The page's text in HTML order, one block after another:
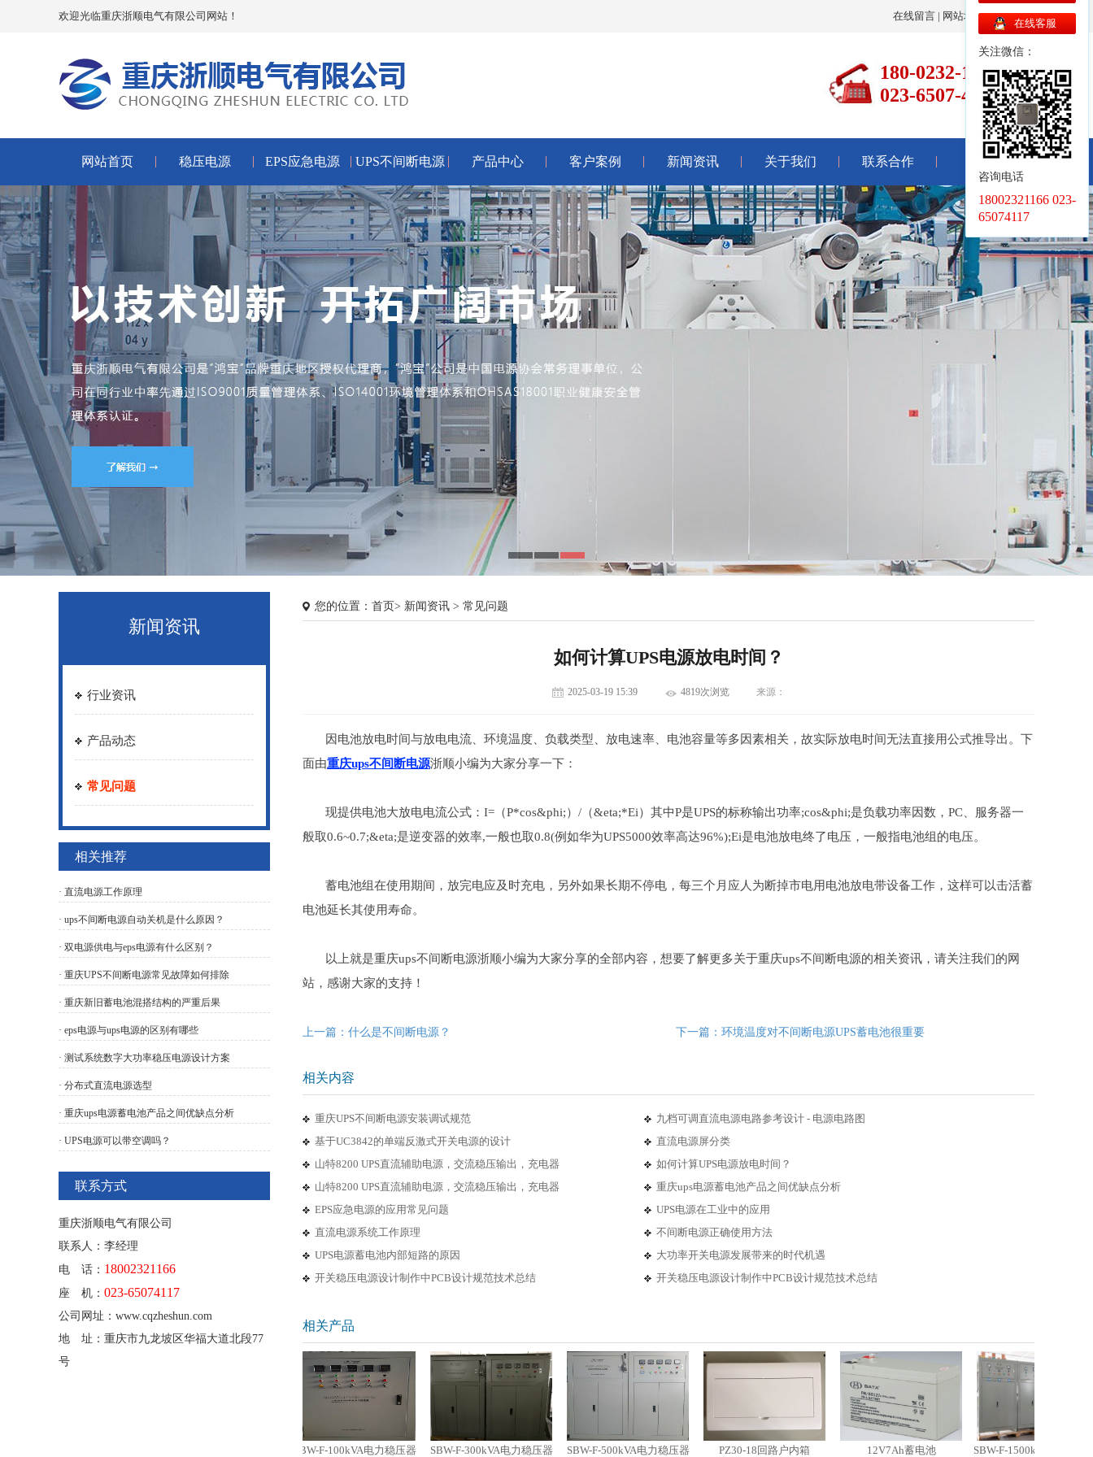
在线留言 | 网站地图|联系我们
欢迎光临重庆浙顺电气有限公司网站！
180-0232-1166
023-6507-4117
网站首页 稳压电源 EPS应急电源 UPS不间断电源 产品中心 客户案例 新闻资讯 关于我们 联系合作
1 2 3
新闻资讯
行业资讯
产品动态
常见问题
相关推荐
· 直流电源工作原理
· ups不间断电源自动关机是什么原因？
· 双电源供电与eps电源有什么区别？
· 重庆UPS不间断电源常见故障如何排除
· 重庆新旧蓄电池混搭结构的严重后果
· eps电源与ups电源的区别有哪些
· 测试系统数字大功率稳压电源设计方案
· 分布式直流电源选型
· 重庆ups电源蓄电池产品之间优缺点分析
· UPS电源可以带空调吗？
联系方式
重庆浙顺电气有限公司
联系人：李经理
电 话： 18002321166
座 机： 023-65074117
公司网址：www.cqzheshun.com
地 址：重庆市九龙坡区华福大道北段77
号
您的位置： 首页> 新闻资讯 > 常见问题
如何计算UPS电源放电时间？
2025-03-19 15:39 4819次浏览 来源：
因电池放电时间与放电电流、环境温度、负载类型、放电速率、电池容量等多因素相关，故实际放电时间无法直接用公式推导出。下
面由重庆ups不间断电源浙顺小编为大家分享一下：
现提供电池大放电电流公式：I=（P*cos&phi;）/（&eta;*Ei）其中P是UPS的标称输出功率;cos&phi;是负载功率因数，PC、服务器一
般取0.6~0.7;&eta;是逆变器的效率,一般也取0.8(例如华为UPS5000效率高达96%);Ei是电池放电终了电压，一般指电池组的电压。
蓄电池组在使用期间，放完电应及时充电，另外如果长期不停电，每三个月应人为断掉市电用电池放电带设备工作，这样可以击活蓄
电池延长其使用寿命。
以上就是重庆ups不间断电源浙顺小编为大家分享的全部内容，想要了解更多关于重庆ups不间断电源的相关资讯，请关注我们的网
站，感谢大家的支持！
上一篇：什么是不间断电源？ 下一篇：环境温度对不间断电源UPS蓄电池很重要
相关内容
重庆UPS不间断电源安装调试规范
九档可调直流电源电路参考设计 - 电源电路图
基于UC3842的单端反激式开关电源的设计
直流电源屏分类
山特8200 UPS直流辅助电源，交流稳压输出，充电器
如何计算UPS电源放电时间？
山特8200 UPS直流辅助电源，交流稳压输出，充电器
重庆ups电源蓄电池产品之间优缺点分析
EPS应急电源的应用常见问题
UPS电源在工业中的应用
直流电源系统工作原理
不间断电源正确使用方法
UPS电源蓄电池内部短路的原因
大功率开关电源发展带来的时代机遇
开关稳压电源设计制作中PCB设计规范技术总结
开关稳压电源设计制作中PCB设计规范技术总结
相关产品
SBW-F-100kVA电力稳压器 SBW-F-300kVA电力稳压器 SBW-F-500kVA电力稳压器 PZ30-18回路户内箱 12V7Ah蓄电池 SBW-F-1500kVA电力稳压器
在线客服
关注微信：
咨询电话
18002321166 023-
65074117